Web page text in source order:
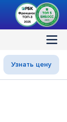
Узнать цену